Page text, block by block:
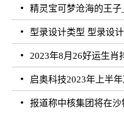
精灵宝可梦沧海的王
型录设计类型 型录设
2023年8月26好运生肖
启奥科技2023年上半
报道称中核集团将在